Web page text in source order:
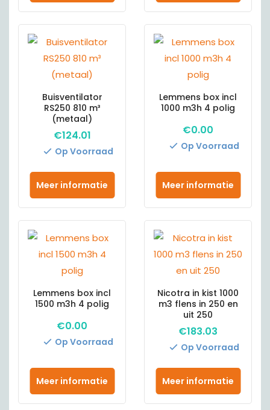
Buisventilator
RS250 810 m³
(metaal)
€124.01
Meer informatie
Op Voorraad
Lemmens box incl
1000 m3h 4 polig
€0.00
Meer informatie
Op Voorraad
Lemmens box incl
1500 m3h 4 polig
€0.00
Meer informatie
Op Voorraad
Nicotra in kist 1000
m3 flens in 250 en
uit 250
€183.03
Meer informatie
Op Voorraad